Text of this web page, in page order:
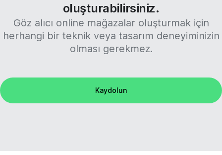
oluşturabilirsiniz.
Göz alıcı online mağazalar oluşturmak için
herhangi bir teknik veya tasarım deneyiminizin
olması gerekmez.
Kaydolun